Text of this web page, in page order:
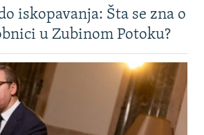
iskopavanja: Šta se zna o
u Zubinom Potoku?